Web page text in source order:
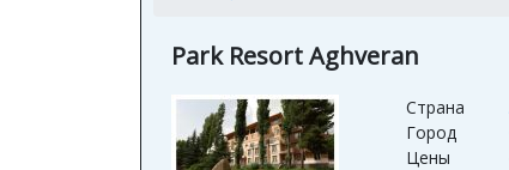
Park Resort Aghveran
Страна
Город
Цены